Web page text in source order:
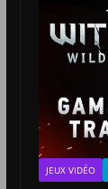
JEUX VIDÉO